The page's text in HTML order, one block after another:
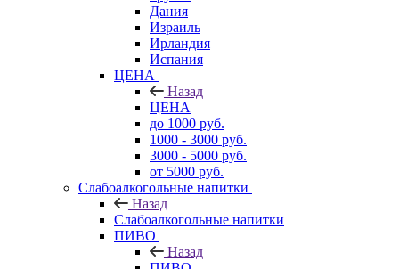
Дания
Израиль
Ирландия
Испания
ЦЕНА
Назад
ЦЕНА
до 1000 руб.
1000 - 3000 руб.
3000 - 5000 руб.
от 5000 руб.
Слабоалкогольные напитки
Назад
Слабоалкогольные напитки
ПИВО
Назад